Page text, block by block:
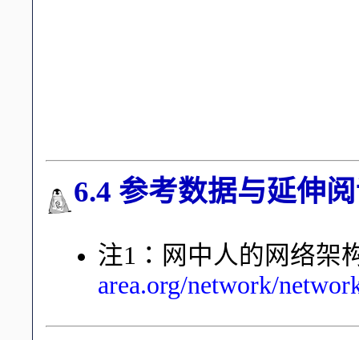
6.4 参考数据与延伸
注1：网中人的网络架
area.org/network/